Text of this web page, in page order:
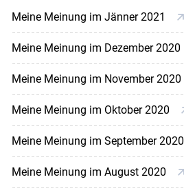
Meine Meinung im Jänner 2021
Meine Meinung im Dezember 2020
Meine Meinung im November 2020
Meine Meinung im Oktober 2020
Meine Meinung im September 2020
Meine Meinung im August 2020